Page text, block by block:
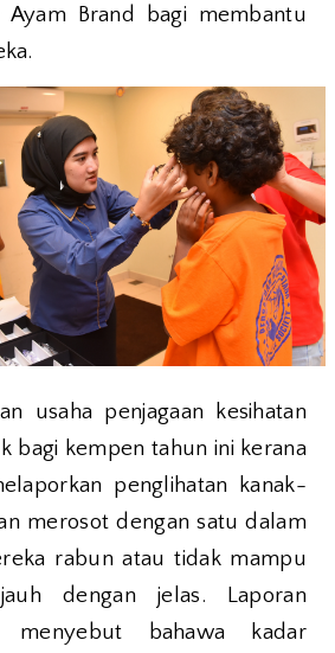
Ayam Brand bagi membantu
usaha penjagaan kesihatan
bagi kempen tahun ini kerana
penglihatan kanak-
merosot dengan satu dalam
rabun atau tidak mampu
dengan jelas. Laporan
bahawa kadar